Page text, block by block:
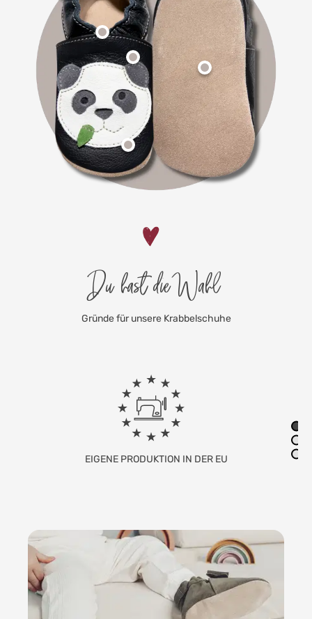
Du hast die Wahl
Gründe für unsere Krabbelschuhe
FAMILIENUNTERNEHMEN MIT SITZ IN